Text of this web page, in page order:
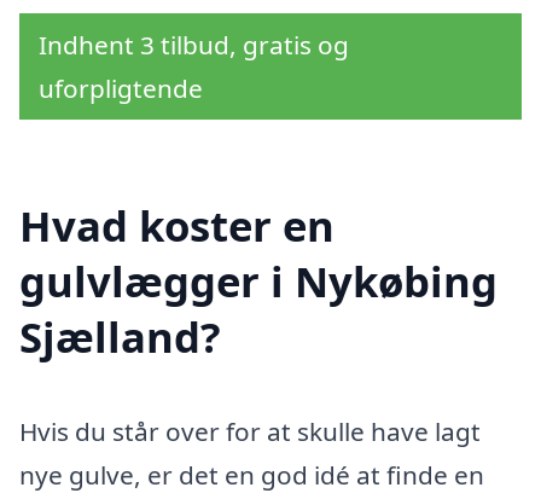
Indhent 3 tilbud, gratis og
uforpligtende
Hvad koster en
gulvlægger i Nykøbing
Sjælland?
Hvis du står over for at skulle have lagt
nye gulve, er det en god idé at finde en